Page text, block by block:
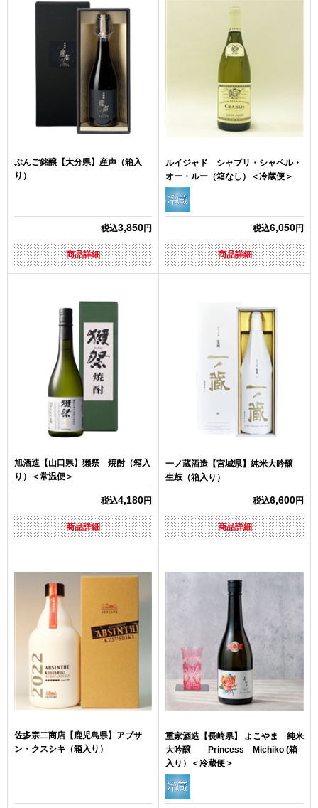
ぶんご銘醸【大分県】産声（箱入
り）
税込3,850円
商品詳細
ルイジャド シャブリ・シャペル・
オー・ルー（箱なし）＜冷蔵便＞
税込6,050円
商品詳細
旭酒造【山口県】獺祭 焼酎（箱入
り）＜常温便＞
税込4,180円
商品詳細
一ノ蔵酒造【宮城県】純米大吟醸
生鼓（箱入り）
税込6,600円
商品詳細
佐多宗二商店【鹿児島県】アブサ
ン・クスシキ（箱入り）
重家酒造【長崎県】 よこやま 純米
大吟醸 Princess Michiko (箱
入り）＜冷蔵便＞